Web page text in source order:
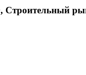
Строительный